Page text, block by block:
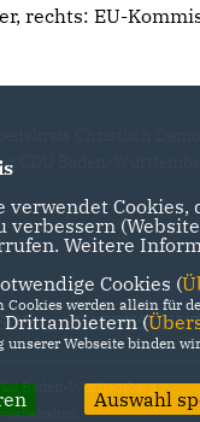
rechts: EU-
CDU Baden-
Baden-Württemberg
verwendet
verbessern
Weitere
Cookies (
Cookies werden allein für
Drittanbietern (
unserer Webseite binden
Auswahl